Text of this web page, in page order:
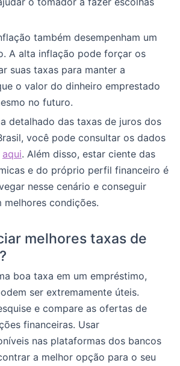
também desempenham um
A alta inflação pode forçar os
suas taxas para manter a
o valor do dinheiro emprestado
no futuro.
detalhado das taxas de juros dos
você pode consultar os dados
aqui. Além disso, estar ciente das
e do próprio perfil financeiro é
nesse cenário e conseguir
condições.
melhores taxas de
boa taxa em um empréstimo,
ser extremamente úteis.
e compare as ofertas de
financeiras. Usar
nas plataformas dos bancos
a melhor opção para o seu